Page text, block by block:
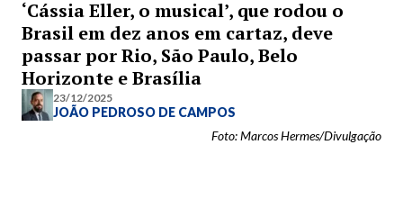
‘Cássia Eller, o musical’, que rodou o
Brasil em dez anos em cartaz, deve
passar por Rio, São Paulo, Belo
Horizonte e Brasília
23/12/2025
JOÃO PEDROSO DE CAMPOS
Foto: Marcos Hermes/Divulgação